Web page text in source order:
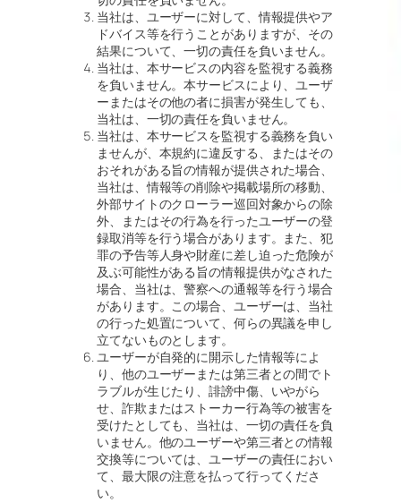
当社は、ユーザーに対して、情報提供やア
ドバイス等を行うことがありますが、その
結果について、一切の責任を負いません。
当社は、本サービスの内容を監視する義務
を負いません。本サービスにより、ユーザ
ーまたはその他の者に損害が発生しても、
当社は、一切の責任を負いません。
当社は、本サービスを監視する義務を負い
ませんが、本規約に違反する、またはその
おそれがある旨の情報が提供された場合、
当社は、情報等の削除や掲載場所の移動、
外部サイトのクローラー巡回対象からの除
外、またはその行為を行ったユーザーの登
録取消等を行う場合があります。また、犯
罪の予告等人身や財産に差し迫った危険が
及ぶ可能性がある旨の情報提供がなされた
場合、当社は、警察への通報等を行う場合
があります。この場合、ユーザーは、当社
の行った処置について、何らの異議を申し
立てないものとします。
ユーザーが自発的に開示した情報等によ
り、他のユーザーまたは第三者との間でト
ラブルが生じたり、誹謗中傷、いやがら
せ、詐欺またはストーカー行為等の被害を
受けたとしても、当社は、一切の責任を負
いません。他のユーザーや第三者との情報
交換等については、ユーザーの責任におい
て、最大限の注意を払って行ってくださ
い。